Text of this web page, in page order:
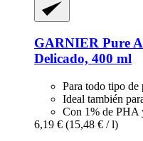
GARNIER Pure
Delicado, 400 ml
Para todo tipo de
Ideal también
Con 1% de PHA
6,19 € (15,48 € / l)